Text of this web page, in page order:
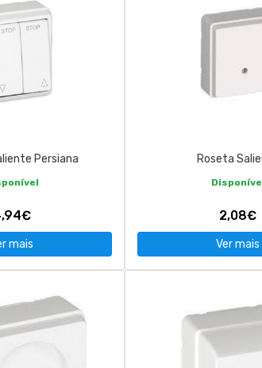
Persiana
mais
Roseta
2,08€
Ver mais